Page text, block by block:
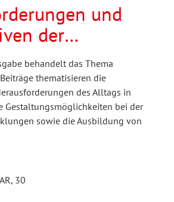
und
der
behandelt das Thema
thematisieren die
des Alltags in
Gestaltungsmöglichkeiten bei der
sowie die Ausbildung von
30